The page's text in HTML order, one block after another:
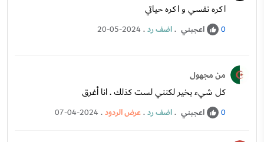
اكره نفسي و اكره حياتي
0 اعجبني .اضف رد.
20-05-2024
من مجهول
كل شيء بخير لكنني لست كذلك . انا أغرق
0 اعجبني .اضف رد.عرض الردود.
07-04-2024